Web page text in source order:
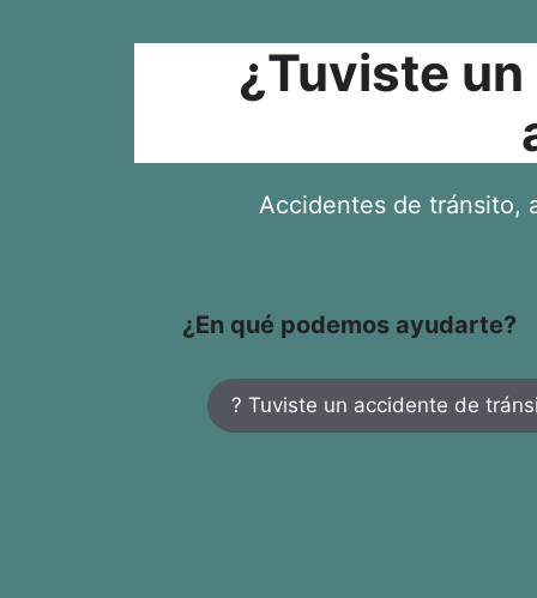
¿Tuviste
Accidentes de tránsito,
¿En qué podemos ayudarte?
? Tuviste un accidente de